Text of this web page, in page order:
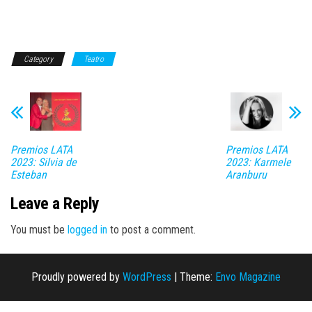
Category Teatro
Premios LATA
2023: Silvia de
Esteban
Premios LATA
2023: Karmele
Aranburu
Leave a Reply
You must be logged in to post a comment.
Proudly powered by WordPress | Theme: Envo Magazine